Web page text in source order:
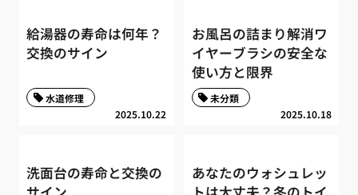
給湯器の寿命は何年？
交換のサイン
2025.10.22
水道修理
お風呂の詰まり解消ワ
イヤーブラシの安全な
使い方と限界
2025.10.18
未分類
洗面台の寿命と交換の
あなたのウォシュレッ